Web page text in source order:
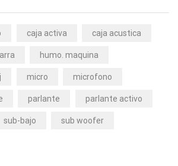
caja activa caja acustica
humo. maquina
micro microfono
parlante parlante activo
sub-bajo sub woofer